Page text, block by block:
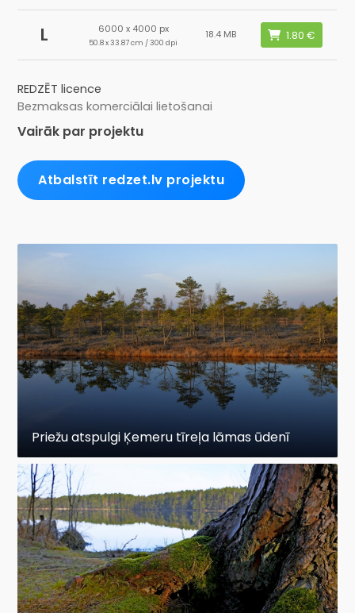
L 6000 x 4000 px
50.8 x 33.87 cm / 300 dpi
18.4 MB
REDZĒT licence
Bezmaksas komerciālai lietošanai
Vairāk par projektu
Atbalstīt redzet.lv projektu
Priežu atspulgi Ķemeru tīreļa lāmas ūdenī